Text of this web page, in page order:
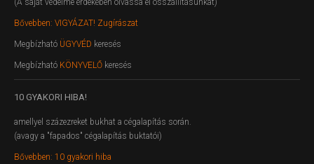
(A saját védelme érdekében olvassa el összállításunkat)
Bővebben: VIGYÁZAT! Zugírászat
Megbízható ÜGYVÉD keresés
Megbízható KÖNYVELŐ keresés
10 GYAKORI HIBA!
amellyel százezreket bukhat a cégalapítás során.
(avagy a "fapados" cégalapítás buktatói)
Bővebben: 10 gyakori hiba